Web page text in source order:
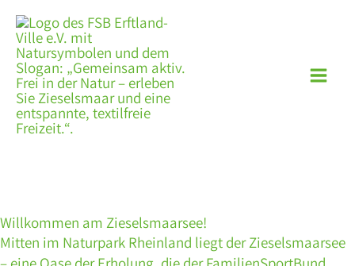
Inhalt
springen
Willkommen am Zieselsmaarsee!
Mitten im Naturpark Rheinland liegt der Zieselsmaarsee